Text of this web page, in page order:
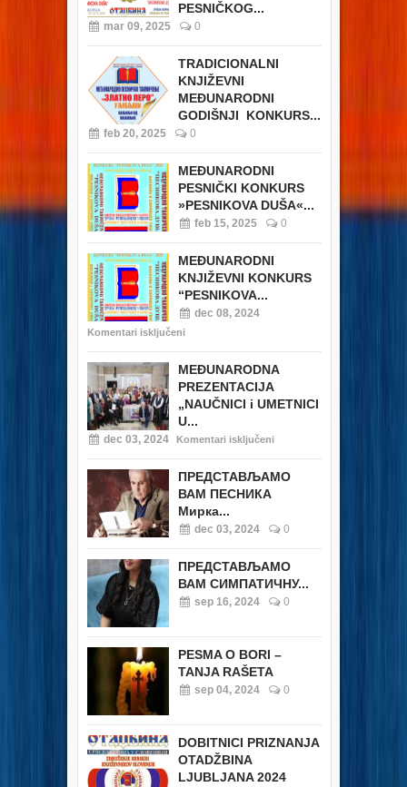
PESNIČKOG...
mar 09, 2025 0
TRADICIONALNI
KNJIŽEVNI
MEĐUNARODNI
GODIŠNJI KONKURS...
feb 20, 2025 0
MEĐUNARODNI
PESNIČKI KONKURS
»PESNIKOVA DUŠA«...
feb 15, 2025 0
MEĐUNARODNI
KNJIŽEVNI KONKURS
“PESNIKOVA...
dec 08, 2024
Komentari isključeni
MEĐUNARODNA
PREZENTACIJA
„NAUČNICI i UMETNICI
U...
dec 03, 2024 Komentari isključeni
ПРЕДСТАВЉАМО
ВАМ ПЕСНИКА
Мирка...
dec 03, 2024 0
ПРЕДСТАВЉАМО
ВАМ СИМПАТИЧНУ...
sep 16, 2024 0
PESMA O BORI –
TANJA RAŠETA
sep 04, 2024 0
DOBITNICI PRIZNANJA
OTADŽBINA
LJUBLJANA 2024